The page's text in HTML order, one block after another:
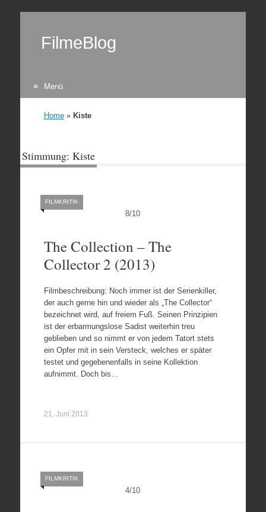
FilmeBlog
Menü
Home» Kiste
Stimmung: Kiste
8/10
FILMKRITIK
The Collection – The
Collector 2 (2013)
Filmbeschreibung: Noch immer ist der Serienkiller,
der auch gerne hin und wieder als „The Collector“
bezeichnet wird, auf freiem Fuß. Seinen Prinzipien
ist der erbarmungslose Sadist weiterhin treu
geblieben und so nimmt er von jedem Tatort stets
ein Opfer mit in sein Versteck, welches er später
testet und gegebenenfalls in seine Kollektion
aufnimmt. Doch bis…
21. Juni 2013
4/10
FILMKRITIK